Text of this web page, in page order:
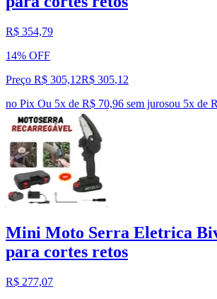
R$ 354,79
14% OFF
Preço R$ 305,12R$ 305,12
no Pix Ou 5x de R$ 70,96 sem jurosou 5x de
Mini Moto Serra Eletrica
para cortes retos
R$ 277,07